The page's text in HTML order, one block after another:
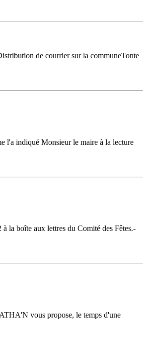
de courrier sur la communeTonte
l'a indiqué Monsieur le maire à la lecture
la boîte aux lettres du Comité des Fêtes.-
vous propose, le temps d'une